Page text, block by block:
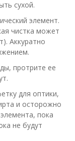
сухой.
элемент.
чистка может
Аккуратно
протрите ее
для оптики,
и осторожно
пока
не будут